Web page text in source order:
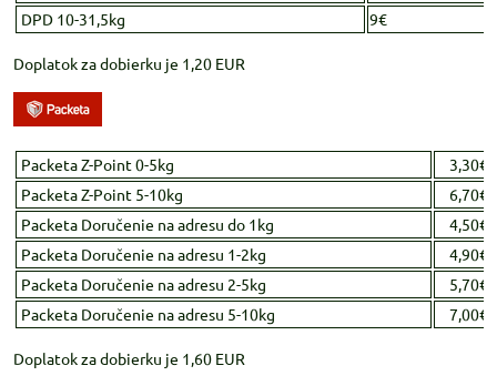
DPD 10-31,5kg
9€
Doplatok za dobierku je 1,20 EUR
Packeta Z-Point 0-5kg
3,30€
Packeta Z-Point 5-10kg
6,70€
Packeta Doručenie na adresu do 1kg
4,50€
Packeta Doručenie na adresu 1-2kg
4,90€
Packeta Doručenie na adresu 2-5kg
5,70€
Packeta Doručenie na adresu 5-10kg
7,00€
Doplatok za dobierku je 1,60 EUR